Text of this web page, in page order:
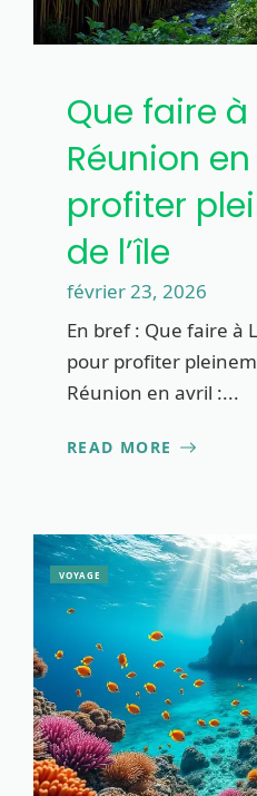
Que faire à
Réunion
profiter
de l’île
février 23, 2026
En bref : Que faire à
pour profiter
Réunion en avril :...
READ MORE
VOYAGE